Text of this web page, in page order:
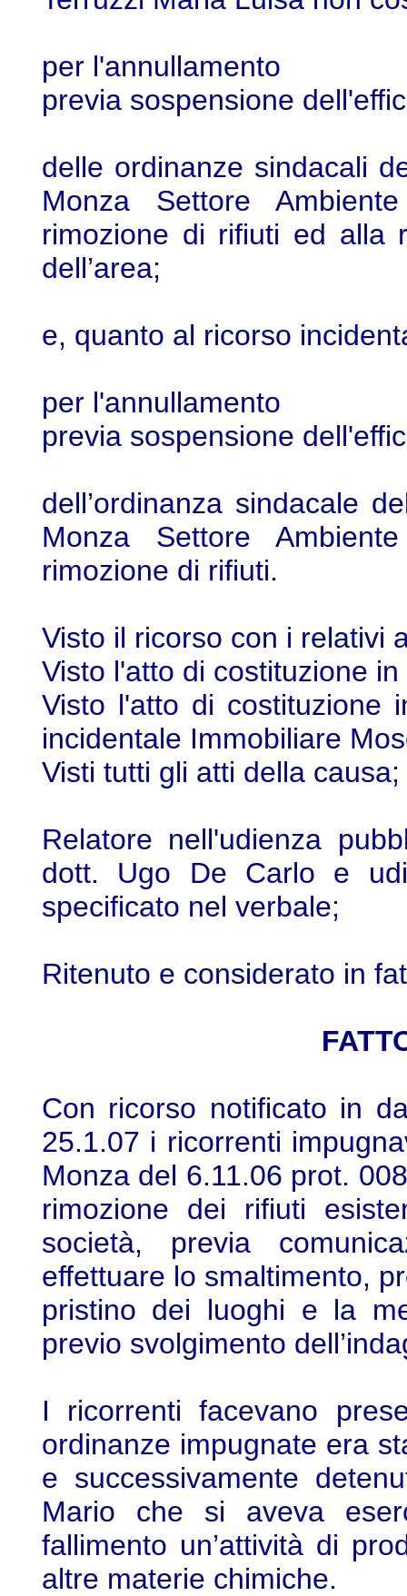
per l'annullamento
previa sospensione
delle ordinanze sindacali
Monza Settore
rimozione di rifiuti ed alla
dell’area;
e, quanto al ricorso
per l'annullamento
previa sospensione
dell’ordinanza sindacale
Monza Settore
rimozione di rifiuti.
Visto il ricorso con i relativi
Visto l'atto di costituzione
Visto l'atto di costituzione
incidentale Immobiliare
Visti tutti gli atti della causa;
Relatore nell'udienza
dott. Ugo De Carlo e
specificato nel verbale;
Ritenuto e considerato in
Con ricorso notificato in
25.1.07 i ricorrenti
Monza del 6.11.06 prot.
rimozione dei rifiuti
società, previa
effettuare lo smaltimento,
pristino dei luoghi e la
previo svolgimento
I ricorrenti facevano
ordinanze impugnate era
e successivamente
Mario che si aveva
fallimento un’attività di
altre materie chimiche.